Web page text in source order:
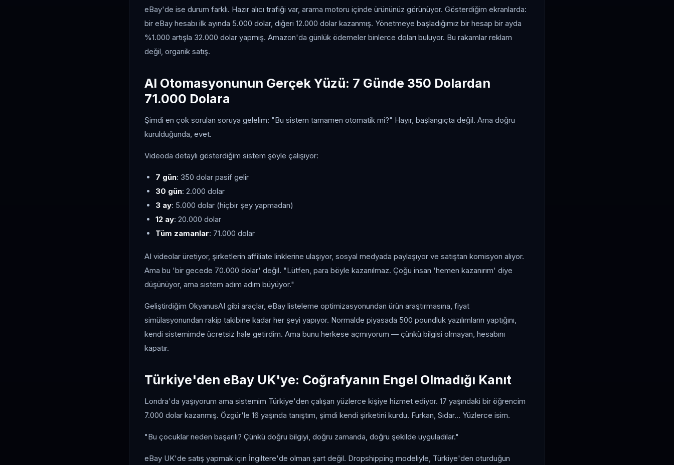
eBay'de ise durum farklı. Hazır alıcı trafiği var, arama motoru içinde ürününüz görünüyor. Gösterdiğim ekranlarda:
bir eBay hesabı ilk ayında 5.000 dolar, diğeri 12.000 dolar kazanmış. Yönetmeye başladığımız bir hesap bir ayda
%1.000 artışla 32.000 dolar yapmış. Amazon'da günlük ödemeler binlerce doları buluyor. Bu rakamlar reklam
değil, organik satış.
AI Otomasyonunun Gerçek Yüzü: 7 Günde 350 Dolardan
71.000 Dolara
Şimdi en çok sorulan soruya gelelim: "Bu sistem tamamen otomatik mi?" Hayır, başlangıçta değil. Ama doğru
kurulduğunda, evet.
Videoda detaylı gösterdiğim sistem şöyle çalışıyor:
7 gün: 350 dolar pasif gelir
30 gün: 2.000 dolar
3 ay: 5.000 dolar (hiçbir şey yapmadan)
12 ay: 20.000 dolar
Tüm zamanlar: 71.000 dolar
AI videolar üretiyor, şirketlerin affiliate linklerine ulaşıyor, sosyal medyada paylaşıyor ve satıştan komisyon alıyor.
Ama bu 'bir gecede 70.000 dolar' değil. "Lütfen, para böyle kazanılmaz. Çoğu insan 'hemen kazanırım' diye
düşünüyor, ama sistem adım adım büyüyor."
Geliştirdiğim OkyanusAI gibi araçlar, eBay listeleme optimizasyonundan ürün araştırmasına, fiyat
simülasyonundan rakip takibine kadar her şeyi yapıyor. Normalde piyasada 500 poundluk yazılımların yaptığını,
kendi sistemimde ücretsiz hale getirdim. Ama bunu herkese açmıyorum — çünkü bilgisi olmayan, hesabını
kapatır.
Türkiye'den eBay UK'ye: Coğrafyanın Engel Olmadığı Kanıt
Londra'da yaşıyorum ama sistemim Türkiye'den çalışan yüzlerce kişiye hizmet ediyor. 17 yaşındaki bir öğrencim
7.000 dolar kazanmış. Özgür'le 16 yaşında tanıştım, şimdi kendi şirketini kurdu. Furkan, Sıdar... Yüzlerce isim.
"Bu çocuklar neden başarılı? Çünkü doğru bilgiyi, doğru zamanda, doğru şekilde uyguladılar."
eBay UK'de satış yapmak için İngiltere'de olman şart değil. Dropshipping modeliyle, Türkiye'den oturduğun